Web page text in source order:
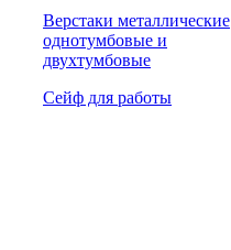
Верстаки металлические
однотумбовые и
двухтумбовые
Сейф для работы